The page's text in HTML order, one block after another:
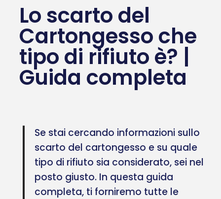
Lo scarto del
Cartongesso che
tipo di rifiuto è? |
Guida completa
Se stai cercando informazioni sullo
scarto del cartongesso e su quale
tipo di rifiuto sia considerato, sei nel
posto giusto. In questa guida
completa, ti forniremo tutte le